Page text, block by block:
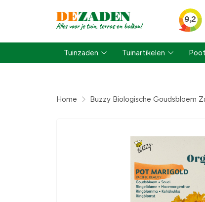
Tuinzaden Tuinartikelen
Home Buzzy Biologische Goudsbloem